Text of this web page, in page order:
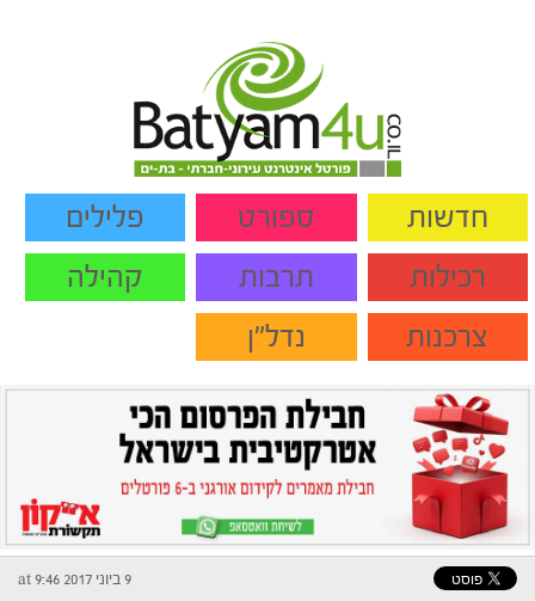
חדשות ספורט
פלילים
רכילות
תרבות
קהילה
צרכנות
נדל"ן
9 ביוני 2017 at 9:46